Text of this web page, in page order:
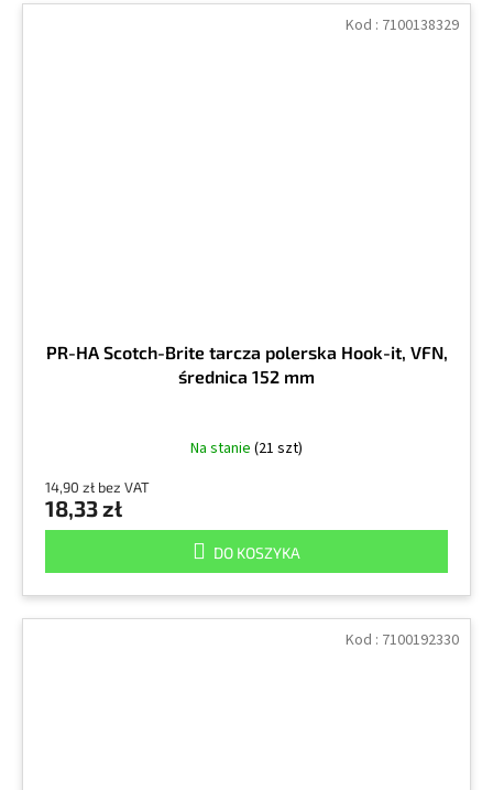
PR-HA Scotch-Brite tarcza polerska Hook-it, VFN,
średnica 152 mm
Na stanie (21 szt)
14,90 zł bez VAT
18,33 zł
DO KOSZYKA
Kod : 7100138329
Kod : 7100192330